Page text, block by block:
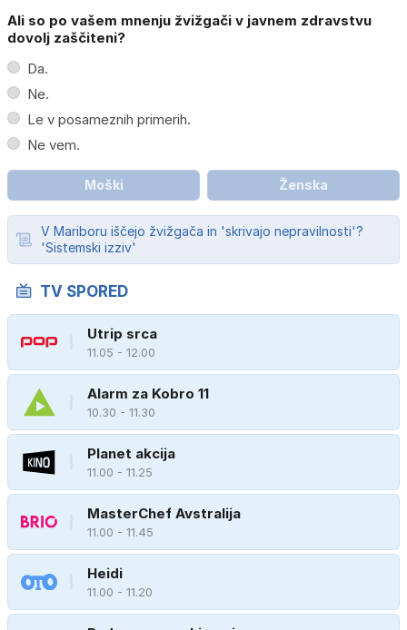
Ali so po vašem mnenju žvižgači v javnem zdravstvu
dovolj zaščiteni?
Da.
Ne.
Le v posameznih primerih.
Ne vem.
Moški Ženska
V Mariboru iščejo žvižgača in 'skrivajo nepravilnosti'?
'Sistemski izziv'
TV SPORED
Utrip srca
11.05 - 12.00
Alarm za Kobro 11
10.30 - 11.30
Planet akcija
11.00 - 11.25
MasterChef Avstralija
11.00 - 11.45
Heidi
11.00 - 11.20